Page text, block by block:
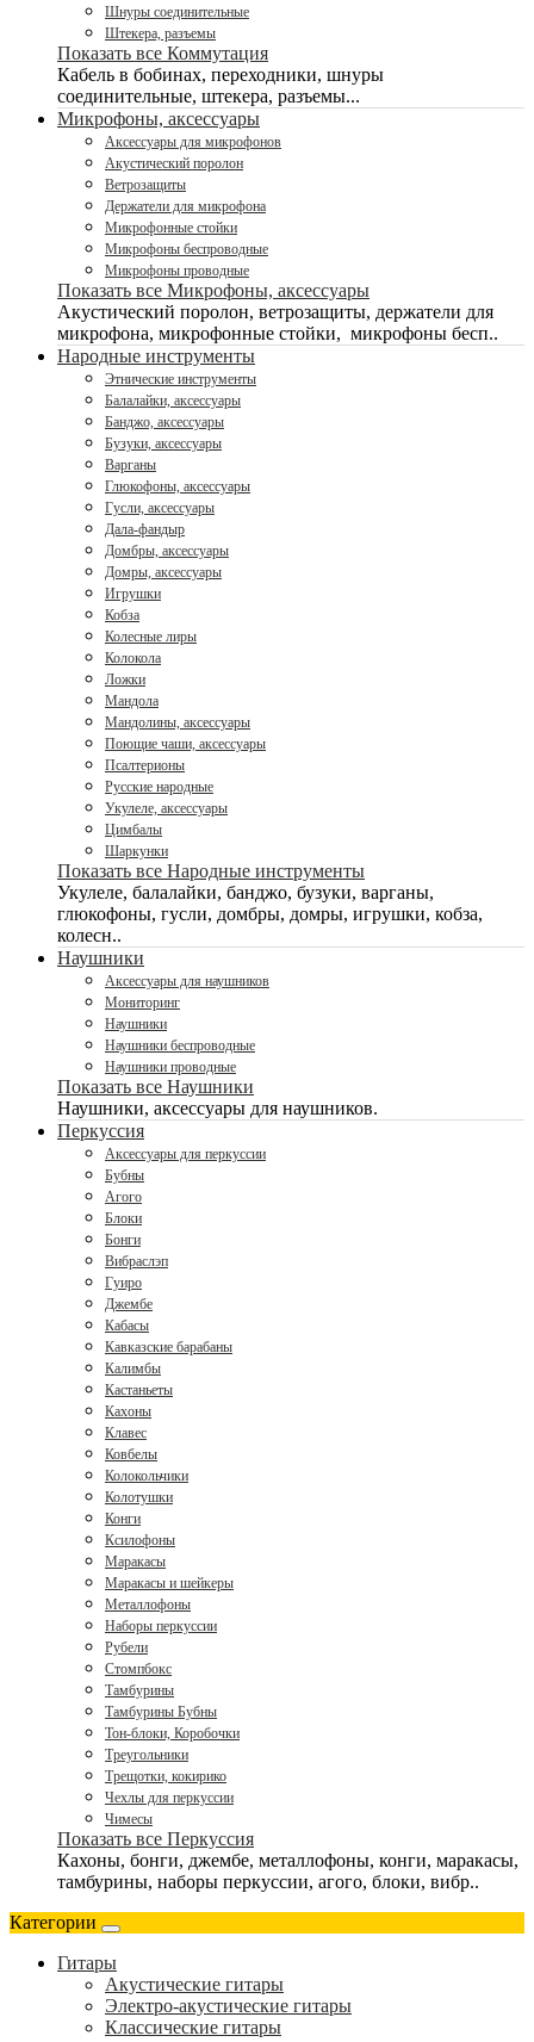
Шнуры соединительные
Штекера, разъемы
Показать все Коммутация
Кабель в бобинах, переходники, шнуры
соединительные, штекера, разъемы...
Микрофоны, аксессуары
Аксессуары для микрофонов
Акустический поролон
Ветрозащиты
Держатели для микрофона
Микрофонные стойки
Микрофоны беспроводные
Микрофоны проводные
Показать все Микрофоны, аксессуары
Акустический поролон, ветрозащиты, держатели для
микрофона, микрофонные стойки, микрофоны бесп..
Народные инструменты
Этнические инструменты
Балалайки, аксессуары
Банджо, аксессуары
Бузуки, аксессуары
Варганы
Глюкофоны, аксессуары
Гусли, аксессуары
Дала-фандыр
Домбры, аксессуары
Домры, аксессуары
Игрушки
Кобза
Колесные лиры
Колокола
Ложки
Мандола
Мандолины, аксессуары
Поющие чаши, аксессуары
Псалтерионы
Русские народные
Укулеле, аксессуары
Цимбалы
Шаркунки
Показать все Народные инструменты
Укулеле, балалайки, банджо, бузуки, варганы,
глюкофоны, гусли, домбры, домры, игрушки, кобза,
колесн..
Наушники
Аксессуары для наушников
Мониторинг
Наушники
Наушники беспроводные
Наушники проводные
Показать все Наушники
Наушники, аксессуары для наушников.
Перкуссия
Аксессуары для перкуссии
Бубны
Агого
Блоки
Бонги
Вибраслэп
Гуиро
Джембе
Кабасы
Кавказские барабаны
Калимбы
Кастаньеты
Кахоны
Клавес
Ковбелы
Колокольчики
Колотушки
Конги
Ксилофоны
Маракасы
Маракасы и шейкеры
Металлофоны
Наборы перкуссии
Рубели
Стомпбокс
Тамбурины
Тамбурины Бубны
Тон-блоки, Коробочки
Треугольники
Трещотки, кокирико
Чехлы для перкуссии
Чимесы
Показать все Перкуссия
Кахоны, бонги, джембе, металлофоны, конги, маракасы,
тамбурины, наборы перкуссии, агого, блоки, вибр..
Категории
Гитары
Акустические гитары
Электро-акустические гитары
Классические гитары